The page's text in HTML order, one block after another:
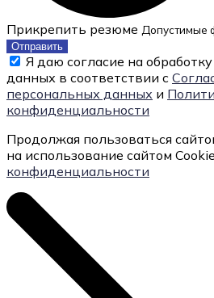
Прикрепить резюме Допустимые
Отправить
Я даю согласие на
данных в соответствии с
персональных данных и
конфиденциальности
Продолжая пользоваться
на использование сайтом
конфиденциальности